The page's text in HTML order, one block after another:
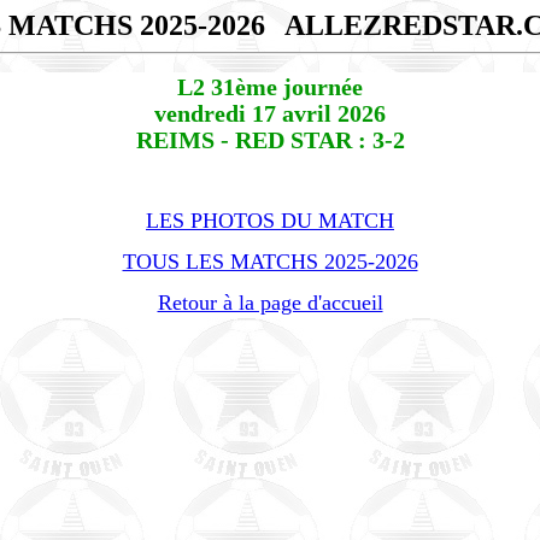
MATCHS 2025-2026
L2 31ème journée
vendredi 17 avril 2026
REIMS - RED STAR : 3-2
LES PHOTOS DU MATCH
TOUS LES MATCHS 2025-2026
Retour à la page d'accueil